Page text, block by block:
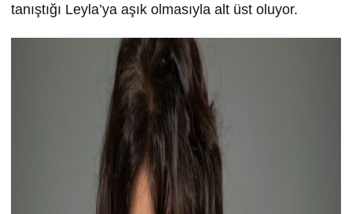
tanıştığı Leyla’ya aşık olmasıyla alt üst oluyor.